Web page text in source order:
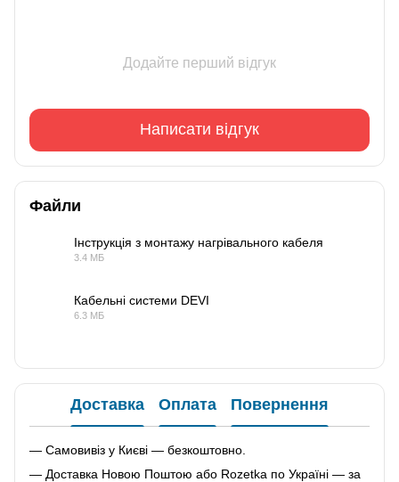
Додайте перший відгук
Написати відгук
Файли
Інструкція з монтажу нагрівального кабеля
3.4 МБ
Кабельні системи DEVI
6.3 МБ
Доставка Оплата Повернення
— Самовивіз у Києві — безкоштовно.
— Доставка Новою Поштою або Rozetka по Україні — за